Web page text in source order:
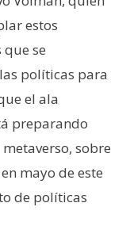
estos
se
políticas para
el ala
preparando
sobre
mayo de este
de políticas